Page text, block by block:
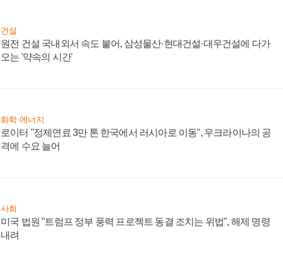
건설
원전 건설 국내외서 속도 붙어, 삼성물산·현대건설·대우건설에 다가
오는 '약속의 시간'
화학·에너지
로이터 "정제연료 3만 톤 한국에서 러시아로 이동", 우크라이나의 공
격에 수요 늘어
사회
미국 법원 "트럼프 정부 풍력 프로젝트 동결 조치는 위법", 해제 명령
내려